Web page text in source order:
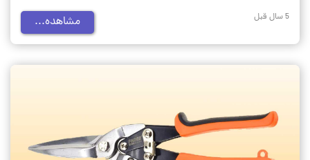
5 سال قبل مشاهده...